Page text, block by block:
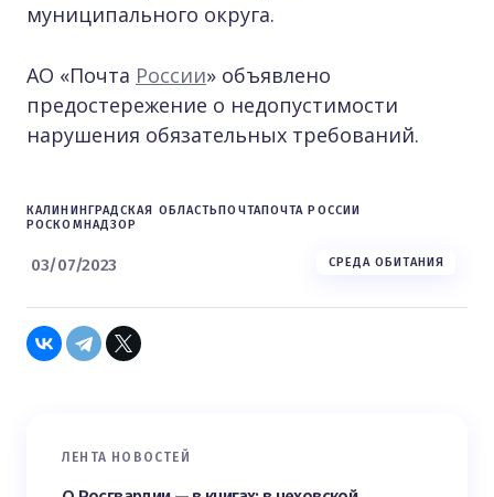
муниципального округа.
АО «Почта России» объявлено
предостережение о недопустимости
нарушения обязательных требований.
КАЛИНИНГРАДСКАЯ ОБЛАСТЬПОЧТАПОЧТА РОССИИ
РОСКОМНАДЗОР
03/07/2023 СРЕДА ОБИТАНИЯ
ЛЕНТА НОВОСТЕЙ